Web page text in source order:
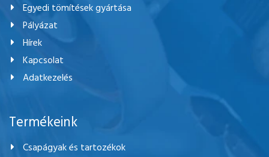
Egyedi tömítések gyártása
Pályázat
Hírek
Kapcsolat
Adatkezelés
Termékeink
Csapágyak és tartozékok